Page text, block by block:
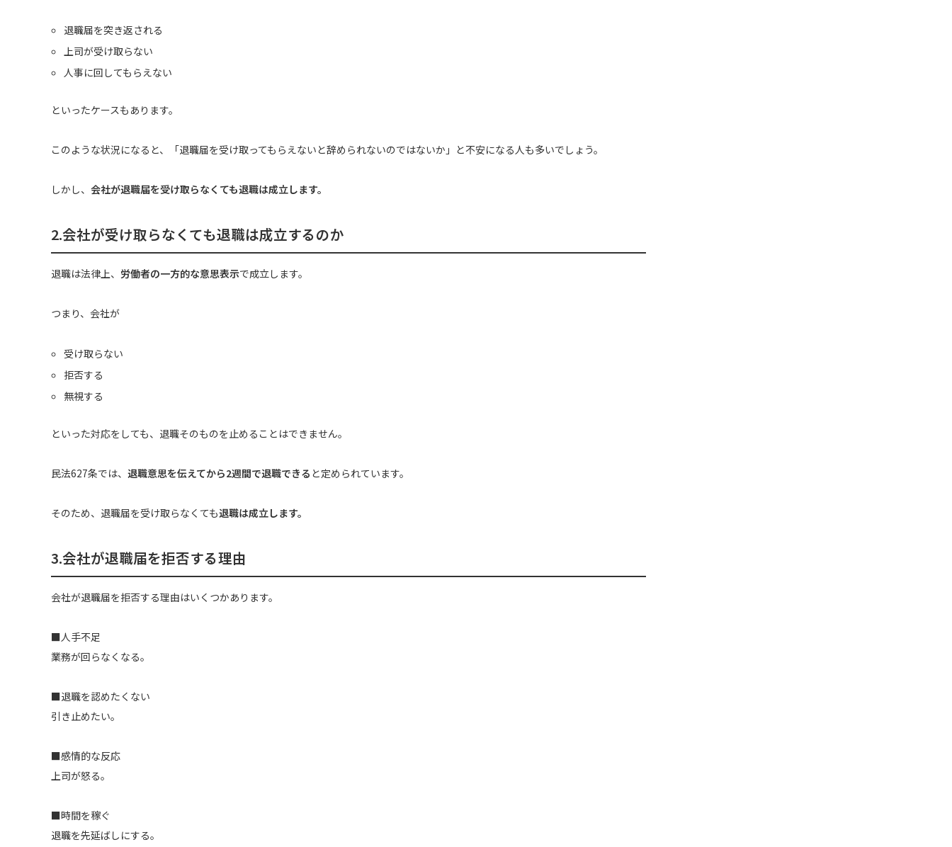
退職届を突き返される
上司が受け取らない
人事に回してもらえない
といったケースもあります。
このような状況になると、「退職届を受け取ってもらえないと辞められないのではないか」と不安になる人も多いでしょう。
しかし、 会社が退職届を受け取らなくても退職は成立します。
2.会社が受け取らなくても退職は成立するのか
退職は法律上、 労働者の一方的な意思表示で成立します。
つまり、会社が
受け取らない
拒否する
無視する
といった対応をしても、退職そのものを止めることはできません。
民法627条では、 退職意思を伝えてから2週間で退職できる と定められています。
そのため、退職届を受け取らなくても退職は成立します。
3.会社が退職届を拒否する理由
会社が退職届を拒否する理由はいくつかあります。
■人手不足
業務が回らなくなる。
■退職を認めたくない
引き止めたい。
■感情的な反応
上司が怒る。
■時間を稼ぐ
退職を先延ばしにする。